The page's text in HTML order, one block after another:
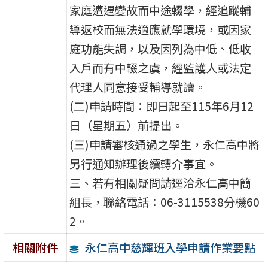
家庭遭遇變故而中途輟學，經追蹤輔
導返校而無法適應就學環境，或因家
庭功能失調，以及因列為中低、低收
入戶而有中輟之虞，經監護人或法定
代理人同意接受輔導就讀。
(二)申請時間：即日起至115年6月12
日（星期五）前提出。
(三)申請審核通過之學生，永仁高中將
另行通知辦理後續轉介事宜。
三、若有相關疑問請逕洽永仁高中簡
組長，聯絡電話：06-3115538分機60
2。
相關附件
永仁高中慈輝班入學申請作業要點